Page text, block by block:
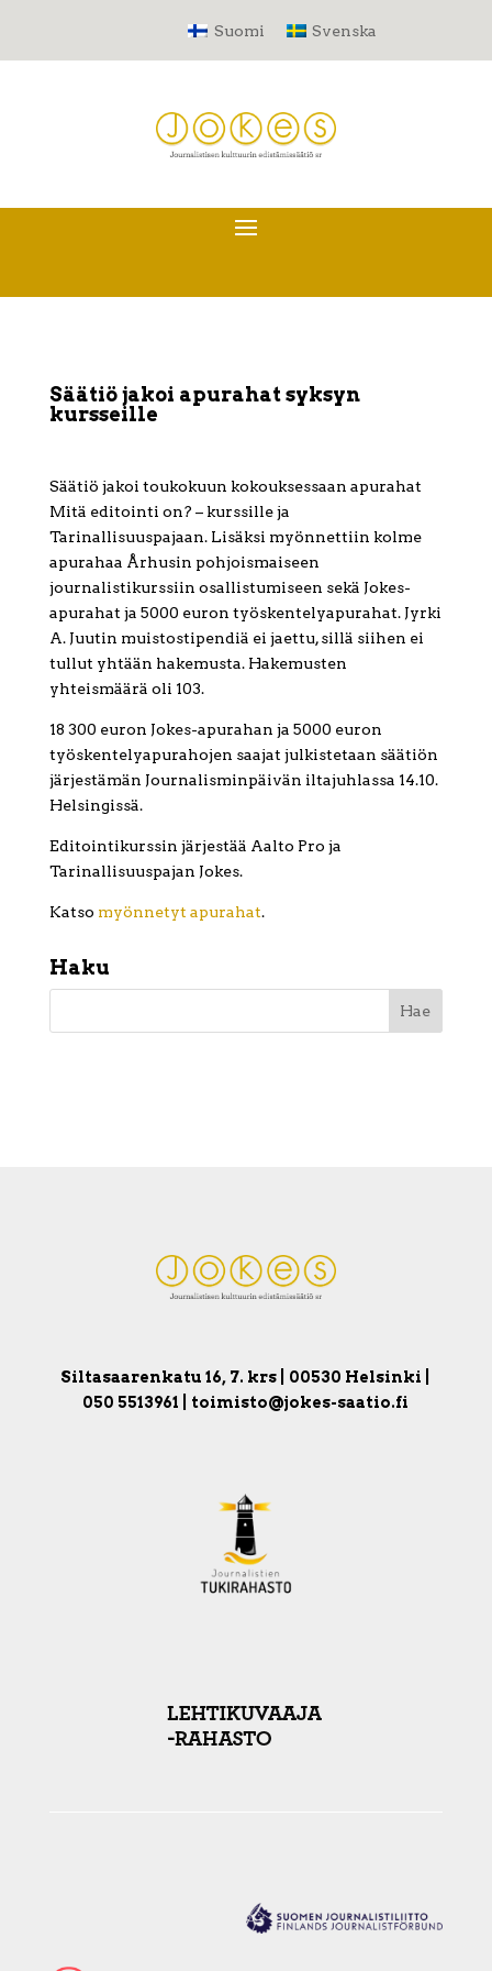
Suomi Svenska
Säätiö jakoi apurahat syksyn
kursseille
Säätiö jakoi toukokuun kokouksessaan apurahat
Mitä editointi on? – kurssille ja
Tarinallisuuspajaan. Lisäksi myönnettiin kolme
apurahaa Århusin pohjoismaiseen
journalistikurssiin osallistumiseen sekä Jokes-
apurahat ja 5000 euron työskentelyapurahat. Jyrki
A. Juutin muistostipendiä ei jaettu, sillä siihen ei
tullut yhtään hakemusta. Hakemusten
yhteismäärä oli 103.
18 300 euron Jokes-apurahan ja 5000 euron
työskentelyapurahojen saajat julkistetaan säätiön
järjestämän Journalisminpäivän iltajuhlassa 14.10.
Helsingissä.
Editointikurssin järjestää Aalto Pro ja
Tarinallisuuspajan Jokes.
Katso myönnetyt apurahat.
Haku
Siltasaarenkatu 16, 7. krs | 00530 Helsinki |
050 5513961 | toimisto@jokes-saatio.fi